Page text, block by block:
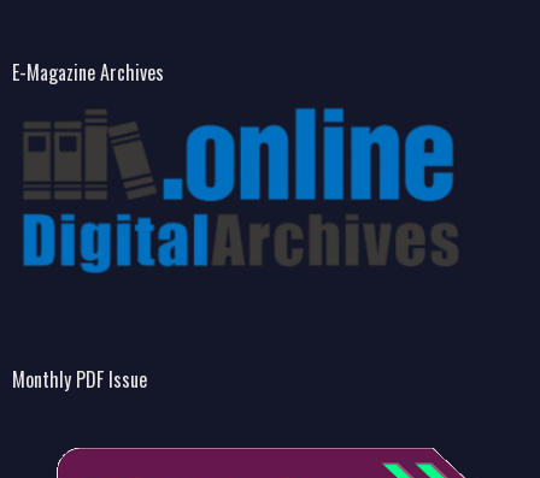
E-Magazine Archives
Monthly PDF Issue